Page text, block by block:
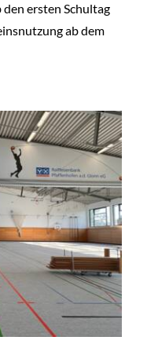
ersten Schultag
ab dem